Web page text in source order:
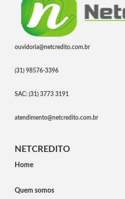
ouvidoria@netcredito.com.br
(31) 98576-3396
SAC: (31) 3773 3191
atendimento@netcredito.com.br
NETCREDITO
Home
Quem somos